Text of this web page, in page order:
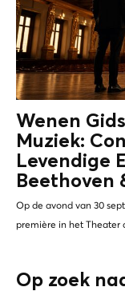
Wenen
Muziek:
Levendige
Beethoven
Op de avond van 30
première in het Theater
Op zoek